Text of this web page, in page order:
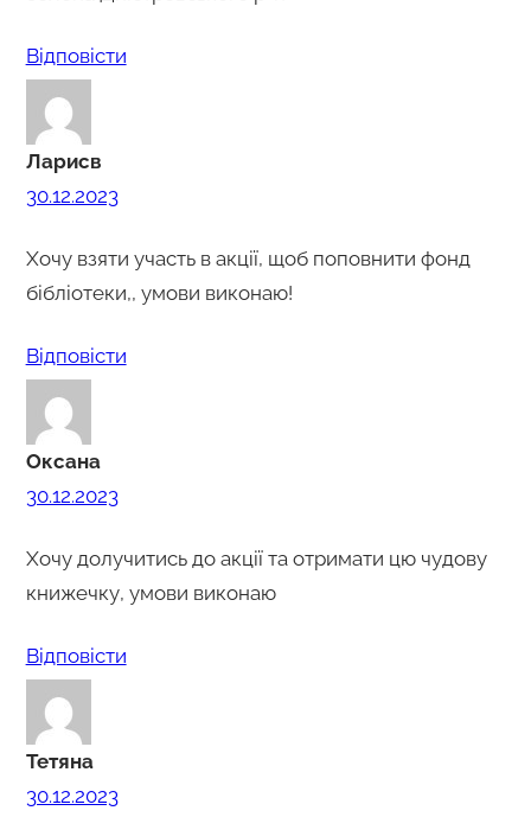
Відповіcти
Ларисв
30.12.2023
Хочу взяти участь в акції, щоб поповнити фонд
бібліотеки,, умови виконаю!
Відповіcти
Оксана
30.12.2023
Хочу долучитись до акції та отримати цю чудову
книжечку, умови виконаю
Відповіcти
Тетяна
30.12.2023